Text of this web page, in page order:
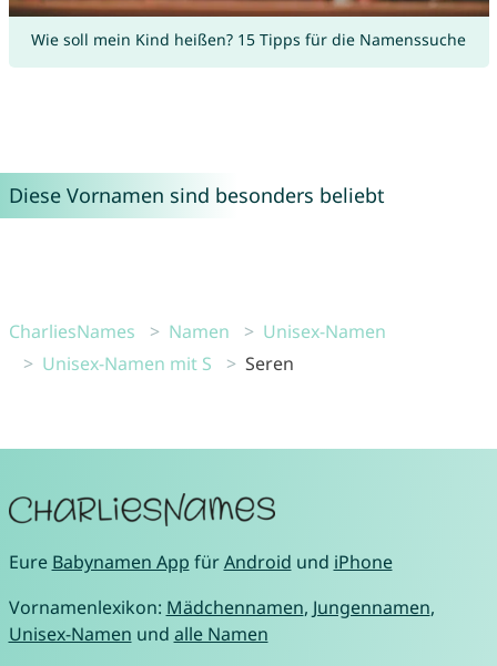
Wie soll mein Kind heißen? 15 Tipps für die Namenssuche
Diese Vornamen sind besonders beliebt
CharliesNames Namen
Unisex-Namen
Unisex-Namen mit S
Seren
Eure Babynamen App fürAndroid und iPhone
Vornamenlexikon: Mädchennamen, Jungennamen,
Unisex-Namen und alle Namen